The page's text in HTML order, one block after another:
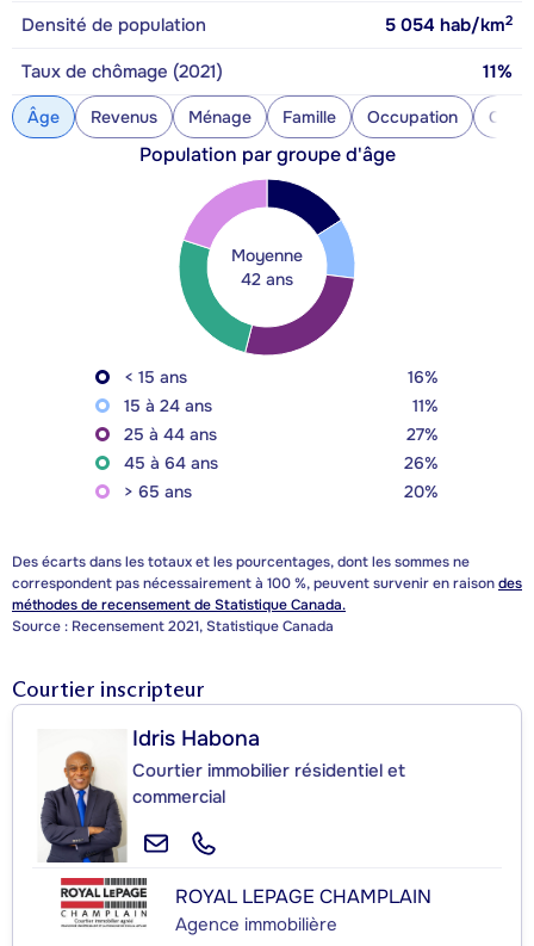
Densité de population 5 054 hab/km2
Taux de chômage (2021) 11%
Âge Revenus Ménage Famille Occupation
Population par groupe d'âge
Moyenne
42 ans
< 15 ans
16%
15 à 24 ans
11%
25 à 44 ans
27%
45 à 64 ans
26%
> 65 ans
20%
Des écarts dans les totaux et les pourcentages, dont les sommes ne
correspondent pas nécessairement à 100 %, peuvent survenir en raisondes
méthodes de recensement de Statistique Canada.
Source : Recensement 2021, Statistique Canada
Courtier inscripteur
Idris Habona
Courtier immobilier résidentiel et
commercial
ROYAL LEPAGE CHAMPLAIN
Agence immobilière